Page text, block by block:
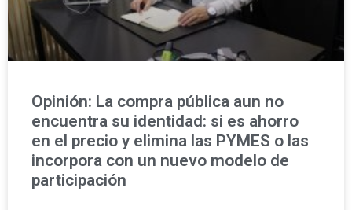
Opinión: La compra pública aun no
encuentra su identidad: si es ahorro
en el precio y elimina las PYMES o las
incorpora con un nuevo modelo de
participación